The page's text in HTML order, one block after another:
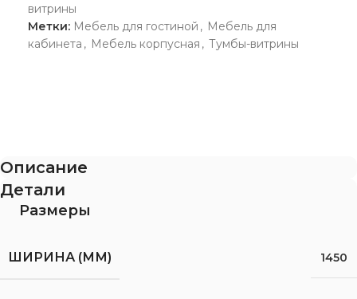
витрины
Метки: Мебель для гостиной , Мебель для
кабинета , Мебель корпусная , Тумбы-витрины
Описание
Детали
Размеры
ШИРИНА (ММ) 1450